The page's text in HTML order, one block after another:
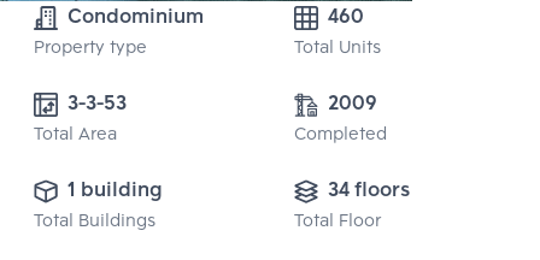
Condominium
Property type
460
Total Units
Total Area
2009
Completed
1 building
Total Buildings
34 floors
Total Floor